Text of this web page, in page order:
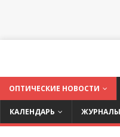
ОПТИЧЕСКИЕ НОВОСТИ
КАЛЕНДАРЬ ЖУРНАЛЫ